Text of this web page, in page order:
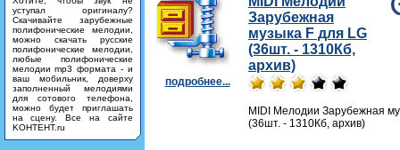
уступал оригиналу?
Скачивайте зарубежные
полифонические мелодии,
можно скачать русские
полифонические мелодии,
любые полифонические
мелодии mp3 формата - и
ваш мобильник, доверху
заполненный мелодиями
для сотового телефона,
можно будет приглашать
на сцену. Все на сайте
KOHTEHT.ru
подробнее...
Зарубежная
музыка F для LG
(36шт. - 1310Кб,
архив)
MIDI Мелодии Зарубежная
(36шт. - 1310Кб, архив)